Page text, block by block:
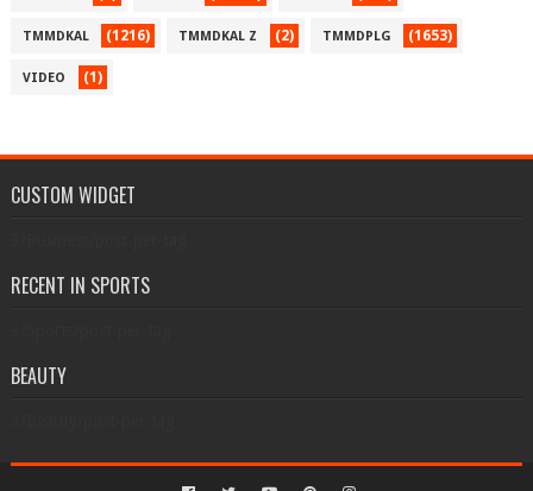
TMMDKAL (1216) TMMDKAL Z (2) TMMDPLG (1653)
VIDEO (1)
CUSTOM WIDGET
RECENT IN SPORTS
BEAUTY